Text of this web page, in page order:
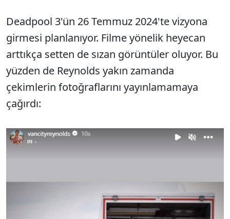
Deadpool 3'ün 26 Temmuz 2024'te vizyona
girmesi planlanıyor. Filme yönelik heyecan
arttıkça setten de sızan görüntüler oluyor. Bu
yüzden de Reynolds yakın zamanda
çekimlerin fotoğraflarını yayınlamamaya
çağırdı: